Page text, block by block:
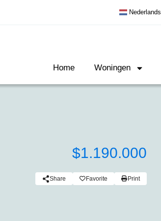
Nederlands
Home Woningen
$1.190.000
Share Favorite Print